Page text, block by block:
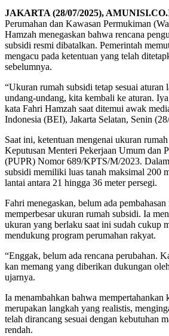
JAKARTA (28/07/2025),
Perumahan dan Kawasan Permukiman
Hamzah menegaskan bahwa rencana
subsidi resmi dibatalkan. Pemerintah
mengacu pada ketentuan yang telah
sebelumnya.
“Ukuran rumah subsidi tetap sesuai
undang-undang, kita kembali ke aturan.
kata Fahri Hamzah saat ditemui awak
Indonesia (BEI), Jakarta Selatan, Senin
Saat ini, ketentuan mengenai ukuran
Keputusan Menteri Pekerjaan Umum dan
(PUPR) Nomor 689/KPTS/M/2023.
subsidi memiliki luas tanah maksimal 200
lantai antara 21 hingga 36 meter persegi.
Fahri menegaskan, belum ada
memperbesar ukuran rumah subsidi. Ia
ukuran yang berlaku saat ini sudah cukup
mendukung program perumahan rakyat.
“Enggak, belum ada rencana perubahan.
kan memang yang diberikan dukungan
ujarnya.
Ia menambahkan bahwa mempertahankan
merupakan langkah yang realistis,
telah dirancang sesuai dengan kebutuhan
rendah.